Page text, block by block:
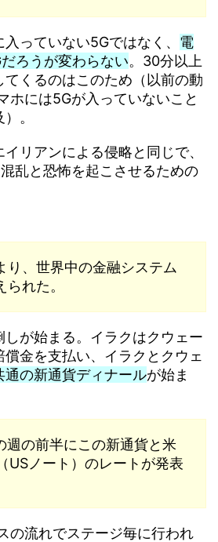
っていない5Gではなく、 電
ろうが変わらない。30分以上
くるのはこのため（以前の動
ホには5Gが入っていないこと
。
リアンによる侵略と同じで、
乱と恐怖を起こさせるための
り、世界中の金融システム
れた。
しが始まる。イラクはクウェー
償金を支払い、イラクとクウェ
通の新通貨ディナールが始ま
週の前半にこの新通貨と米
USノート）のレートが発表
の流れでステージ毎に行われ